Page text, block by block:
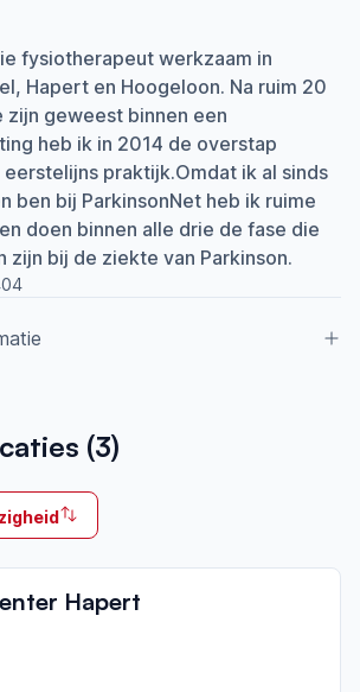
fysiotherapeut werkzaam in
Hapert en Hoogeloon. Na ruim 20
zijn geweest binnen een
heb ik in 2014 de overstap
praktijk.Omdat ik al sinds
ben bij ParkinsonNet heb ik ruime
doen binnen alle drie de fase die
zijn bij de ziekte van Parkinson.
scholingen
(3)
Hapert